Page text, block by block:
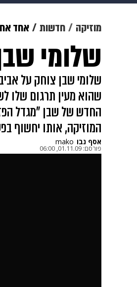
מוזיקה
דיגיטל
מוזיקה חדשות אחד
שלומי
שלומי שבן צוחק על
שהוא מעין תרגום שלו
החדש של שבן "מגדל
המוזיקה, אותו יחשוף
אסף נבו mako
פורסם: 01.11.09, 06:00